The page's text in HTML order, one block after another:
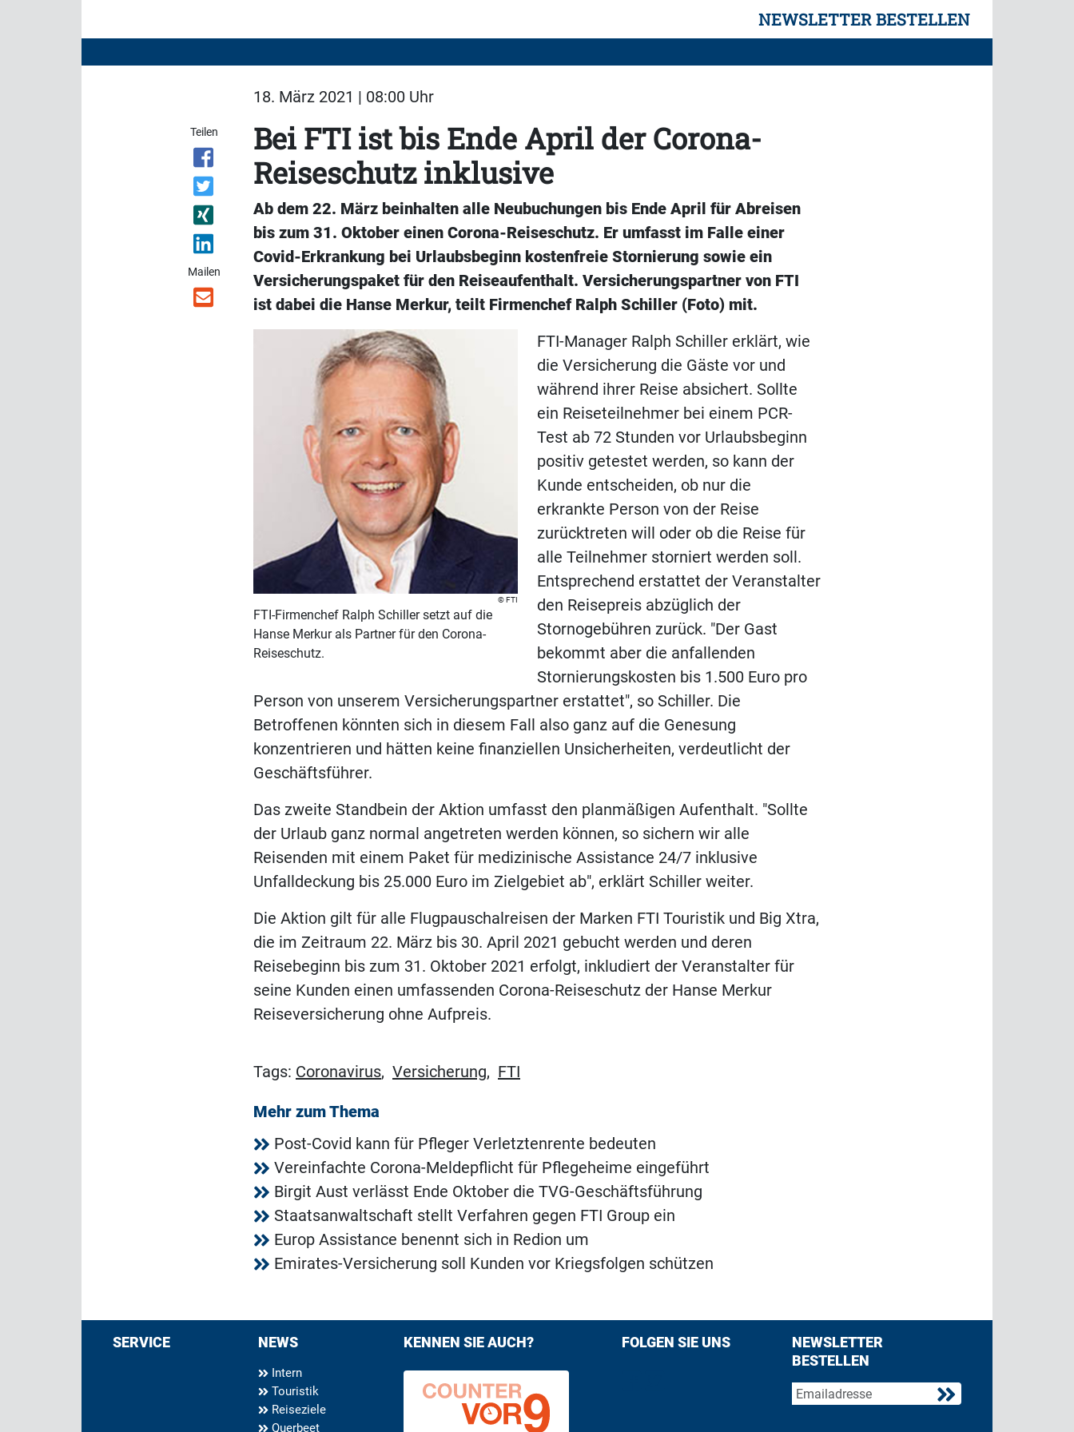
NEWSLETTER BESTELLEN
18. März 2021 | 08:00 Uhr
Teilen
Mailen
Bei FTI ist bis Ende April der Corona-
Reiseschutz inklusive
Ab dem 22. März beinhalten alle Neubuchungen bis Ende April für Abreisen
bis zum 31. Oktober einen Corona-Reiseschutz. Er umfasst im Falle einer
Covid-Erkrankung bei Urlaubsbeginn kostenfreie Stornierung sowie ein
Versicherungspaket für den Reiseaufenthalt. Versicherungspartner von FTI
ist dabei die Hanse Merkur, teilt Firmenchef Ralph Schiller (Foto) mit.
FTI
FTI-Firmenchef Ralph Schiller setzt auf die
Hanse Merkur als Partner für den Corona-
Reiseschutz.
FTI-Manager Ralph Schiller erklärt, wie
die Versicherung die Gäste vor und
während ihrer Reise absichert. Sollte
ein Reiseteilnehmer bei einem PCR-
Test ab 72 Stunden vor Urlaubsbeginn
positiv getestet werden, so kann der
Kunde entscheiden, ob nur die
erkrankte Person von der Reise
zurücktreten will oder ob die Reise für
alle Teilnehmer storniert werden soll.
Entsprechend erstattet der Veranstalter
den Reisepreis abzüglich der
Stornogebühren zurück. "Der Gast
bekommt aber die anfallenden
Stornierungskosten bis 1.500 Euro pro
Person von unserem Versicherungspartner erstattet", so Schiller. Die
Betroffenen könnten sich in diesem Fall also ganz auf die Genesung
konzentrieren und hätten keine finanziellen Unsicherheiten, verdeutlicht der
Geschäftsführer.
Das zweite Standbein der Aktion umfasst den planmäßigen Aufenthalt. "Sollte
der Urlaub ganz normal angetreten werden können, so sichern wir alle
Reisenden mit einem Paket für medizinische Assistance 24/7 inklusive
Unfalldeckung bis 25.000 Euro im Zielgebiet ab", erklärt Schiller weiter.
Die Aktion gilt für alle Flugpauschalreisen der Marken FTI Touristik und Big Xtra,
die im Zeitraum 22. März bis 30. April 2021 gebucht werden und deren
Reisebeginn bis zum 31. Oktober 2021 erfolgt, inkludiert der Veranstalter für
seine Kunden einen umfassenden Corona-Reiseschutz der Hanse Merkur
Reiseversicherung ohne Aufpreis.
Tags: Coronavirus, Versicherung, FTI
Mehr zum Thema
Post-Covid kann für Pfleger Verletztenrente bedeuten
Vereinfachte Corona-Meldepflicht für Pflegeheime eingeführt
Birgit Aust verlässt Ende Oktober die TVG-Geschäftsführung
Staatsanwaltschaft stellt Verfahren gegen FTI Group ein
Europ Assistance benennt sich in Redion um
Emirates-Versicherung soll Kunden vor Kriegsfolgen schützen
SERVICE NEWS
Intern
Touristik
Reiseziele
Querbeet
KENNEN SIE AUCH? FOLGEN SIE UNS
NEWSLETTER
BESTELLEN